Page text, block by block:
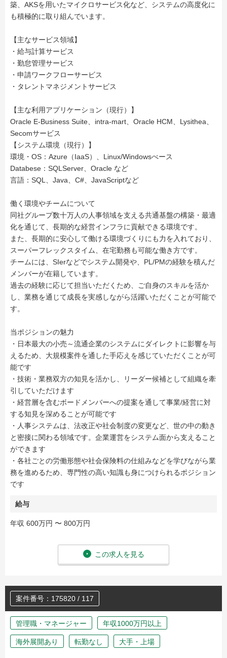
築、AKSを用いたマイクロサービス化など、システムの高度化に
も積極的に取り組んでいます。
【主なサービス領域】
・給与計算サービス
・勤怠管理サービス
・申請ワークフローサービス
・タレントマネジメントサービス
【主な利用アプリケーション（現行）】
Oracle E-Business Suite、intra-mart、Oracle HCM、Lysithea、
Secomサービス
【システム環境（現行）】
環境・OS：Azure（IaaS）、Linux/Windowsべース
Databese：SQLServer、Oracle など
言語：SQL、Java、C#、JavaScriptなど
働く環境やチームについて
同社グループ数十万人の人事領域を支える共通基盤の構築・最適
化を通じて、長期的な経営インフラに貢献できる環境です。
また、長期的に安心して働ける環境づくりにも力を入れており、
スーパーフレックスタイム、在宅勤務も可能な働き方です。
チームには、SIerなどでシステム開発や、PL/PMの経験を積んだ
メンバーが在籍しています。
過去の経験に応じて担当いただくため、ご自身のスキルを活か
し、業務を通じて成長を実感しながら活躍いただくことが可能で
す。
当ポジションの魅力
・日本最大の小売～流通企業のシステムにダイレクトに影響を与
えるため、大規模案件を通した手応えを感じていただくことが可
能です
・技術・業務双方の知見を活かし、リーダー候補として組織を牽
引していただけます
・経営層を含むボードメンバーへの提案を通して事業/経営に対
する知見を深めることが可能です
・人事システムは、法改正や社会制度の変更など、世の中の動き
と密接に関わる領域です。企業運営をシステム面から支えること
ができます
・各社ごとの労働形態や社会保険料の仕組みなどを学びながら業
務を進めるため、専門性の高い知識も身につけられるポジション
です
給与
年収 600万円 〜 800万円
この求人を見る
案件番号：175820 / 117
管理職・マネージャー 年収1000万円以上
海外展開あり 転勤なし 大手・上場